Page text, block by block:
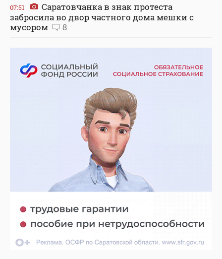
07:51
Саратовчанка в знак протеста
забросила во двор частного дома мешки с
мусором
8